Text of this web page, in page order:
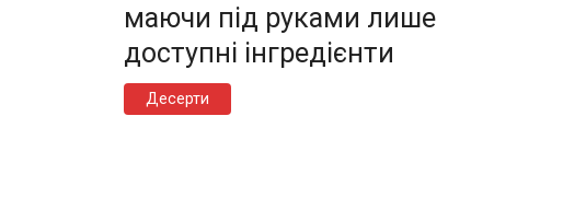
маючи під руками лише
доступні інгредієнти
Десерти